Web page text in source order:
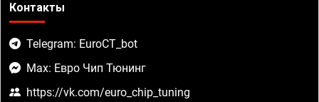
Контакты
Telegram: EuroCT_bot
Max: Евро Чип Тюнинг
https://vk.com/euro_chip_tuning